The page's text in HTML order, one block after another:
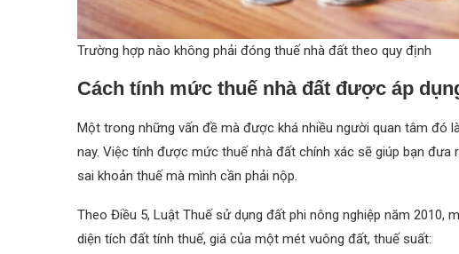
Trường hợp nào không phải đóng thuế nhà đất theo quy định
Cách tính mức thuế nhà đất được áp
Một trong những vấn đề mà được khá nhiều người quan tâm đó
nay. Việc tính được mức thuế nhà đất chính xác sẽ giúp bạn
sai khoản thuế mà mình cần phải nộp.
Theo Điều 5, Luật Thuế sử dụng đất phi nông nghiệp năm 2010,
diện tích đất tính thuế, giá của một mét vuông đất, thuế suất: